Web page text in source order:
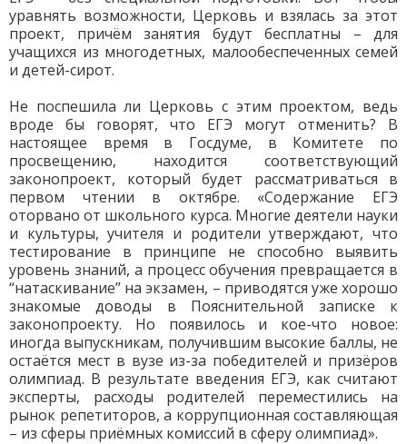
уравнять возможности, Церковь и взялась за этот
проект, причём занятия будут бесплатны – для
учащихся из многодетных, малообеспеченных семей
и детей-сирот.
Не поспешила ли Церковь с этим проектом, ведь
вроде бы говорят, что ЕГЭ могут отменить? В
настоящее время в Госдуме, в Комитете по
просвещению, находится соответствующий
законопроект, который будет рассматриваться в
первом чтении в октябре. «Содержание ЕГЭ
оторвано от школьного курса. Многие деятели науки
и культуры, учителя и родители утверждают, что
тестирование в принципе не способно выявить
уровень знаний, а процесс обучения превращается в
“натаскивание” на экзамен, – приводятся уже хорошо
знакомые доводы в Пояснительной записке к
законопроекту. Но появилось и кое-что новое:
иногда выпускникам, получившим высокие баллы, не
остаётся мест в вузе из-за победителей и призёров
олимпиад. В результате введения ЕГЭ, как считают
эксперты, расходы родителей переместились на
рынок репетиторов, а коррупционная составляющая
– из сферы приёмных комиссий в сферу олимпиад».